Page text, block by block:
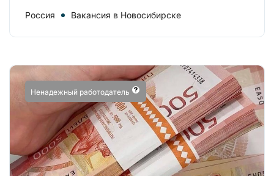
Россия Вакансия в Новосибирске
Ненадежный работодатель